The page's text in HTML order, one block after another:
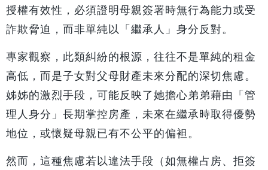
授權有效性，必須證明母親簽署時無行為能力或受
詐欺脅迫，而非單純以「繼承人」身分反對。
專家觀察，此類糾紛的根源，往往不是單純的租金
高低，而是子女對父母財產未來分配的深切焦慮。
姊姊的激烈手段，可能反映了她擔心弟弟藉由「管
理人身分」長期掌控房產，未來在繼承時取得優勢
地位，或懷疑母親已有不公平的偏袒。
然而，這種焦慮若以違法手段（如無權占房、拒簽